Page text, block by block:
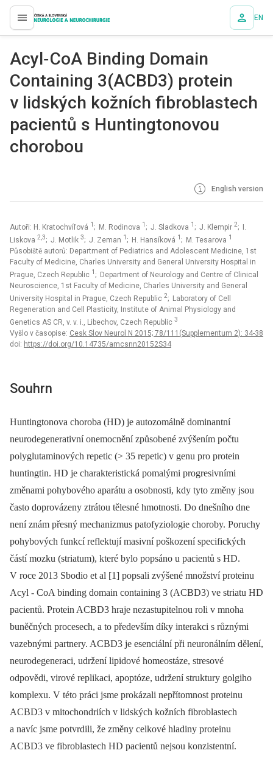
proLékaře.cz EN
Acyl‑ CoA Binding Domain
Containing 3(ACBD3) protein
v lidských kožních fibroblastech
pacientů s Huntingtonovou
chorobou
English version
Autoři: H. Kratochvíľová 1 ; M. Rodinova 1 ; J. Sladkova 1 ; J. Klempir 2; I.
Liskova 2,3; J. Motlik 3; J. Zeman 1 ; H. Hansíková 1 ; M. Tesarova 1
Působiště autorů: Department of Pediatrics and Adolescent Medicine, 1st
Faculty of Medicine, Charles University and General University Hospital in
Prague, Czech Republic 1 ; Department of Neurology and Centre of Clinical
Neuroscience, 1st Faculty of Medicine, Charles University and General
University Hospital in Prague, Czech Republic 2; Laboratory of Cell
Regeneration and Cell Plasticity, Institute of Animal Physiology and
Genetics AS CR, v. v. i., Libechov, Czech Republic 3
Vyšlo v časopise: Cesk Slov Neurol N 2015; 78/111(Supplementum 2): 34-38
doi: https://doi.org/10.14735/amcsnn20152S34
Souhrn
Huntingtonova choroba (HD) je autozomálně dominantní
neurodegenerativní onemocnění způsobené zvýšením počtu
polyglutaminových repetic (> 35 repetic) v genu pro protein
huntingtin. HD je charakteristická pomalými progresivními
změnami pohybového aparátu a osobnosti, kdy tyto změny jsou
často doprovázeny ztrátou tělesné hmotnosti. Do dnešního dne
není znám přesný mechanizmus patofyziologie choroby. Poruchy
pohybových funkcí reflektují masivní poškození specifických
částí mozku (striatum), které bylo popsáno u pacientů s HD.
V roce 2013 Sbodio et al [1] popsali zvýšené množství proteinu
Acyl ‑⁠ CoA binding domain containing 3 (ACBD3) ve striatu HD
pacientů. Protein ACBD3 hraje nezastupitelnou roli v mnoha
buněčných procesech, a to především díky interakci s různými
vazebnými partnery. ACBD3 je esenciální při neuronálním dělení,
neurodegeneraci, udržení lipidové homeostáze, stresové
odpovědi, virové replikaci, apoptóze, udržení struktury golgiho
komplexu. V této práci jsme prokázali nepřítomnost proteinu
ACBD3 v mitochondriích v lidských kožních fibroblastech
a navíc jsme potvrdili, že změny celkové hladiny proteinu
ACBD3 ve fibroblastech HD pacientů nejsou konzistentní.